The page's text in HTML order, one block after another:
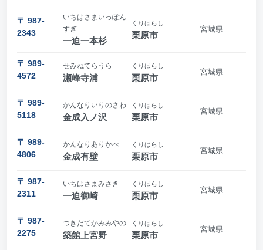
〒 987-
2343
いちはさまいっぽん
すぎ
一迫一本杉
くりはらし
栗原市
宮城県
〒 989-
4572
せみねてらうら
瀬峰寺浦
くりはらし
栗原市
宮城県
〒 989-
5118
かんなりいりのさわ
金成入ノ沢
くりはらし
栗原市
宮城県
〒 989-
4806
かんなりありかべ
金成有壁
くりはらし
栗原市
宮城県
〒 987-
2311
いちはさまみさき
一迫御崎
くりはらし
栗原市
宮城県
〒 987-
2275
つきだてかみみやの
築館上宮野
くりはらし
栗原市
宮城県